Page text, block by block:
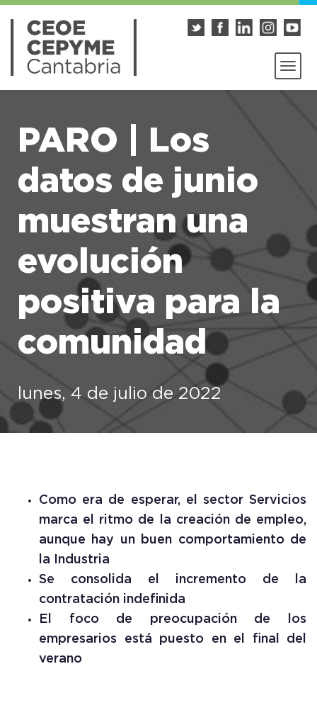
PARO | Los
datos de junio
muestran una
evolución
positiva para la
comunidad
lunes, 4 de julio de 2022
Como era de esperar, el sector Servicios
marca el ritmo de la creación de empleo,
aunque hay un buen comportamiento de
la Industria
Se consolida el incremento de la
contratación indefinida
El foco de preocupación de los
empresarios está puesto en el final del
verano